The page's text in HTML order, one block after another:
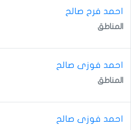
احمد فرح صالح
المناطق
احمد فوزى صالح
المناطق
احمد فوزى صالح